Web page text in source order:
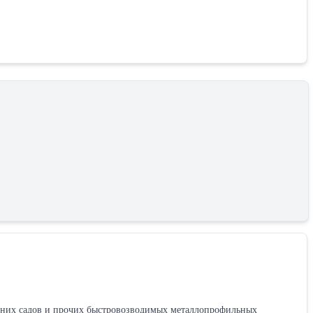
садов и прочих быстровозводимых металлопрофильных